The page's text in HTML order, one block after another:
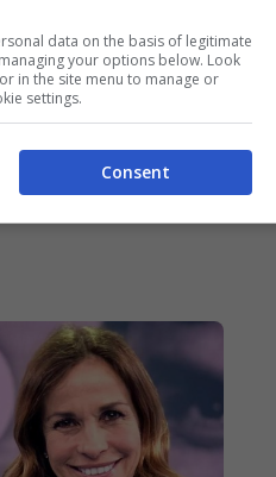
Ciavarro e la
d’amore a
fratello: la
foto
data on the basis of legitimate
your options below. Look
in the site menu to manage or
settings.
Consent